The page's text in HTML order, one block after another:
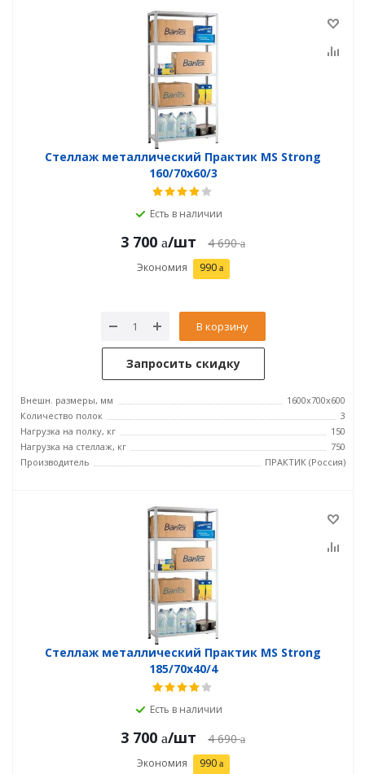
Стеллаж металлический Практик MS Strong
160/70x60/3
Есть в наличии
3 700 /шт 4 690
Экономия 990
В корзину
Запросить скидку
Внешн. размеры, мм
1600x700x600
Количество полок
3
Нагрузка на полку, кг
150
Нагрузка на стеллаж, кг
750
Производитель
ПРАКТИК (Россия)
Стеллаж металлический Практик MS Strong
185/70x40/4
Есть в наличии
3 700 /шт 4 690
Экономия 990